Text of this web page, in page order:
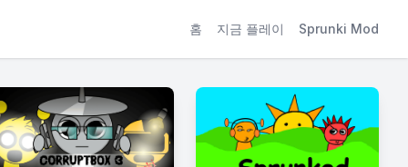
홈 지금 플레이 Sprunki Mod